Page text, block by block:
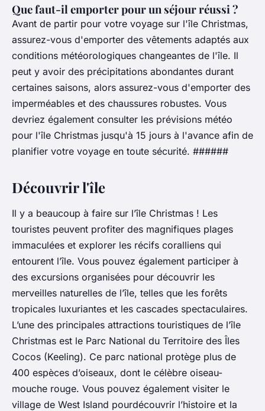
Que faut-il emporter pour un séjour réussi ?
Avant de partir pour votre voyage sur l'île Christmas,
assurez-vous d'emporter des vêtements adaptés aux
conditions météorologiques changeantes de l'île. Il
peut y avoir des précipitations abondantes durant
certaines saisons, alors assurez-vous d'emporter des
imperméables et des chaussures robustes. Vous
devriez également consulter les prévisions météo
pour l'île Christmas jusqu'à 15 jours à l'avance afin de
planifier votre voyage en toute sécurité. ######
Découvrir l'île
Il y a beaucoup à faire sur l’île Christmas ! Les
touristes peuvent profiter des magnifiques plages
immaculées et explorer les récifs coralliens qui
entourent l’île. Vous pouvez également participer à
des excursions organisées pour découvrir les
merveilles naturelles de l’île, telles que les forêts
tropicales luxuriantes et les cascades spectaculaires.
L’une des principales attractions touristiques de l’île
Christmas est le Parc National du Territoire des Îles
Cocos (Keeling). Ce parc national protège plus de
400 espèces d’oiseaux, dont le célèbre oiseau-
mouche rouge. Vous pouvez également visiter le
village de West Island pourdécouvrir l’histoire et la